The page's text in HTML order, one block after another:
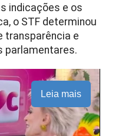
indicações e os
o STF determinou
transparência e
parlamentares.
Leia mais